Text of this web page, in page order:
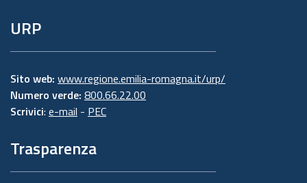
URP
Sito web: www.regione.emilia-romagna.it/urp/
Numero verde: 800.66.22.00
Scrivici: e-mail - PEC
Trasparenza